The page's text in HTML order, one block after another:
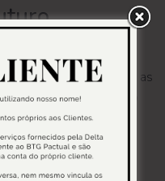
diferencial do
você seguir todas as
fazer com o dinheiro
não é?
seu futuro.A
equilíbrio e